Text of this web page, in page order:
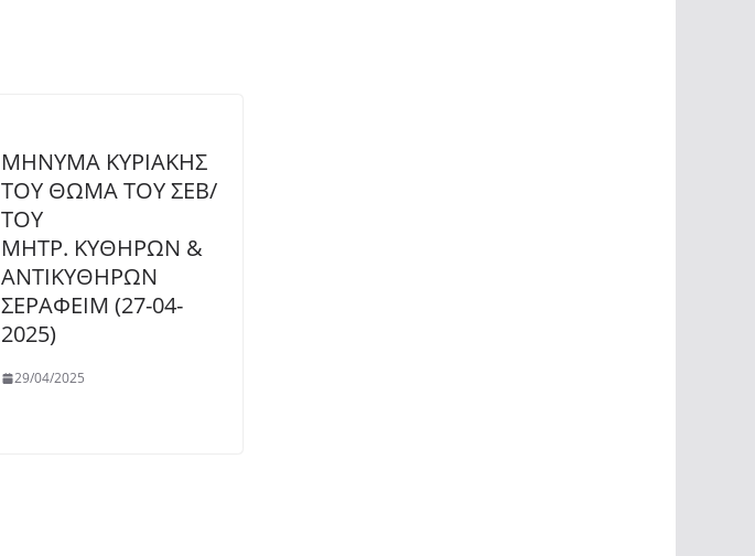
ΜΗΝΥΜΑ ΚΥΡΙΑΚΗΣ
ΤΟΥ ΘΩΜΑ ΤΟΥ ΣΕΒ/
ΤΟΥ
ΜΗΤΡ. ΚΥΘΗΡΩΝ &
ΑΝΤΙΚΥΘΗΡΩΝ
ΣΕΡΑΦΕΙΜ (27-04-
2025)
29/04/2025